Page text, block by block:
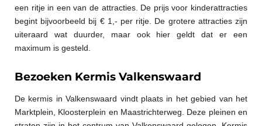
een ritje in een van de attracties. De prijs voor kinderattracties
begint bijvoorbeeld bij € 1,- per ritje. De grotere attracties zijn
uiteraard wat duurder, maar ook hier geldt dat er een
maximum is gesteld.
Bezoeken Kermis Valkenswaard
De kermis in Valkenswaard vindt plaats in het gebied van het
Marktplein, Kloosterplein en Maastrichterweg. Deze pleinen en